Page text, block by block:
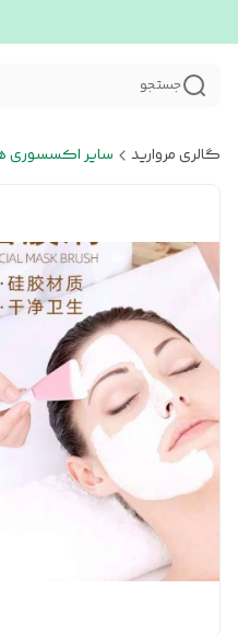
جستجو
گالری مروارید سایر اکسسوری